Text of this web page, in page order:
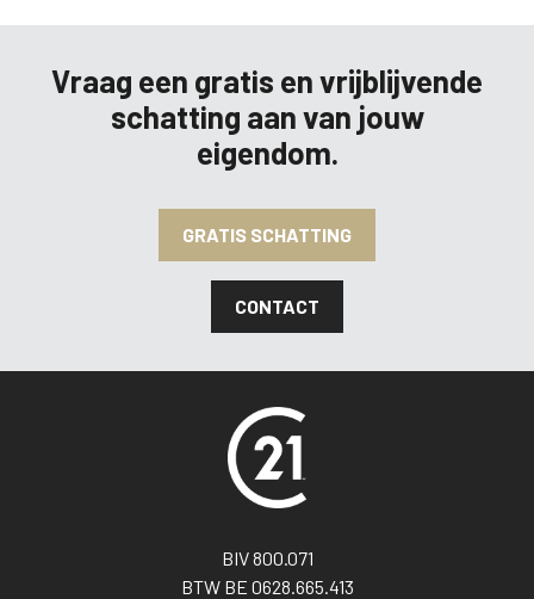
Vraag een gratis en vrijblijvende
schatting aan van jouw
eigendom.
GRATIS SCHATTING
CONTACT
BIV 800.071
BTW BE 0628.665.413